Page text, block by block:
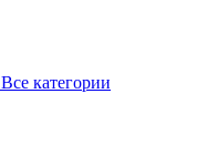
Все категории